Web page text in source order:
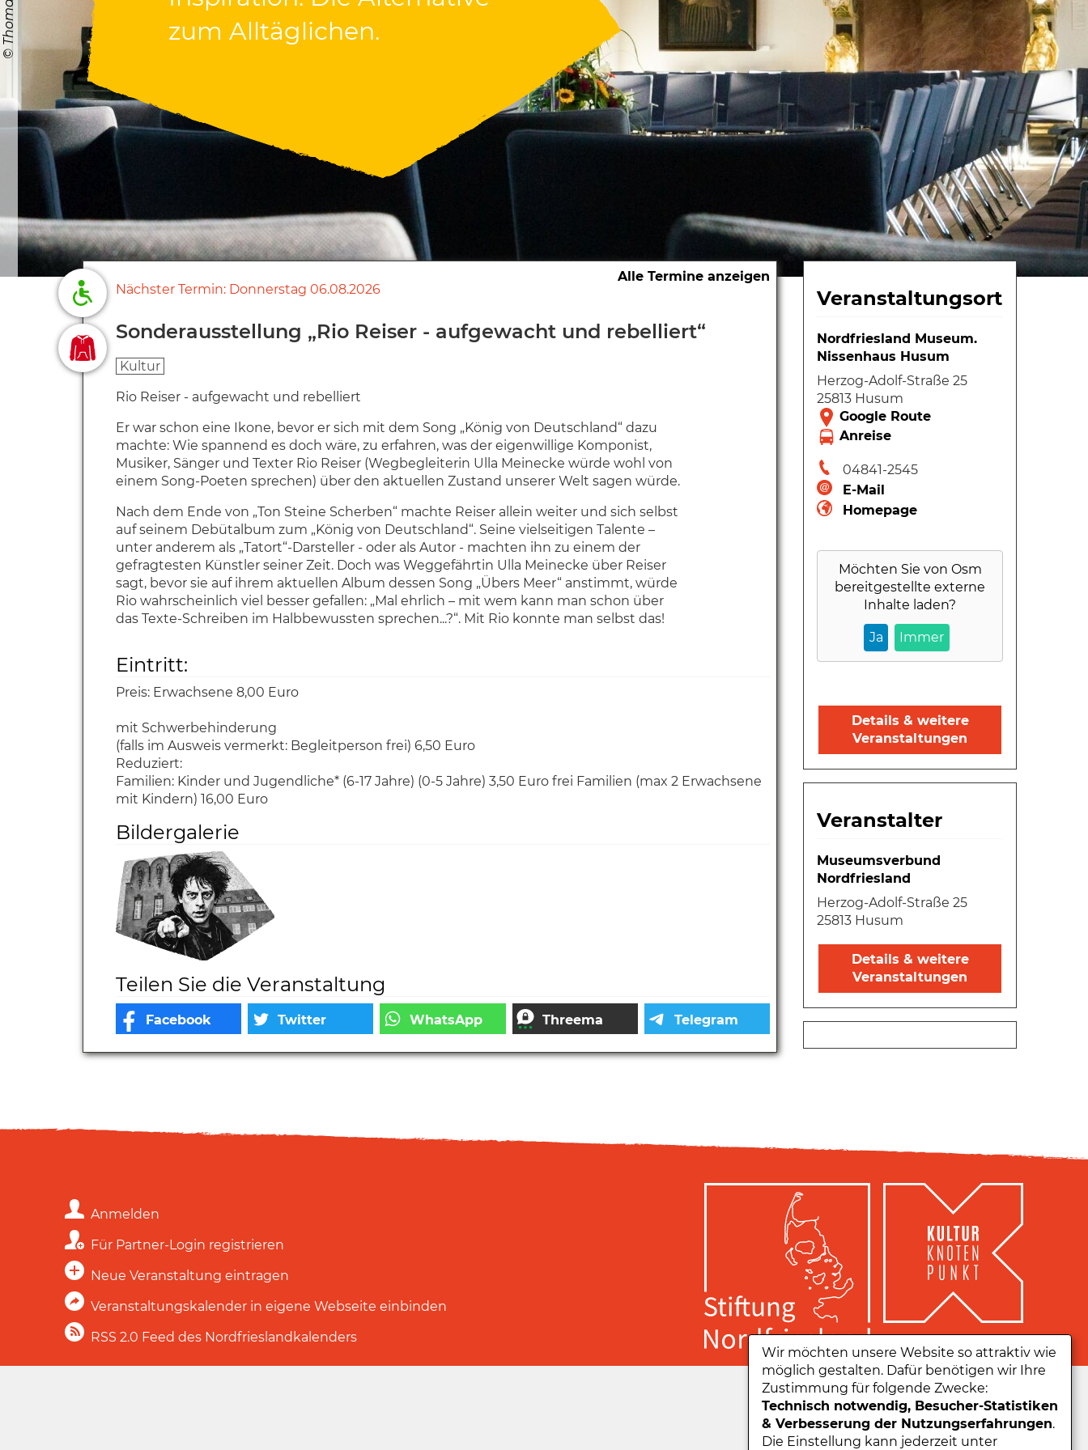
zum Alltäglichen.
zum Alltäglichen.
Nächster Termin: Donnerstag 06.08.2026
Alle Termine anzeigen
Sonderausstellung „Rio Reiser - aufgewacht und rebelliert“
Kultur
Rio Reiser - aufgewacht und rebelliert
Er war schon eine Ikone, bevor er sich mit dem Song „König von Deutschland“ dazu
machte: Wie spannend es doch wäre, zu erfahren, was der eigenwillige Komponist,
Musiker, Sänger und Texter Rio Reiser (Wegbegleiterin Ulla Meinecke würde wohl von
einem Song-Poeten sprechen) über den aktuellen Zustand unserer Welt sagen würde.
Nach dem Ende von „Ton Steine Scherben“ machte Reiser allein weiter und sich selbst
auf seinem Debütalbum zum „König von Deutschland“. Seine vielseitigen Talente –
unter anderem als „Tatort“-Darsteller - oder als Autor - machten ihn zu einem der
gefragtesten Künstler seiner Zeit. Doch was Weggefährtin Ulla Meinecke über Reiser
sagt, bevor sie auf ihrem aktuellen Album dessen Song „Übers Meer“ anstimmt, würde
Rio wahrscheinlich viel besser gefallen: „Mal ehrlich – mit wem kann man schon über
das Texte-Schreiben im Halbbewussten sprechen...?“. Mit Rio konnte man selbst das!
Eintritt:
Preis: Erwachsene 8,00 Euro
mit Schwerbehinderung
(falls im Ausweis vermerkt: Begleitperson frei) 6,50 Euro
Reduziert:
Familien: Kinder und Jugendliche* (6-17 Jahre) (0-5 Jahre) 3,50 Euro frei Familien (max 2 Erwachsene
mit Kindern) 16,00 Euro
Bildergalerie
Teilen Sie die Veranstaltung
Veranstaltungsort
Nordfriesland Museum.
Nissenhaus Husum
Herzog-Adolf-Straße 25
25813 Husum
04841-2545
E-Mail
Homepage
Möchten Sie von Osm
bereitgestellte externe
Inhalte laden?
Ja Immer
Details & weitere
Veranstaltungen
Veranstalter
Museumsverbund
Nordfriesland
Herzog-Adolf-Straße 25
25813 Husum
Details & weitere
Veranstaltungen
Anmelden
Für Partner-Login registrieren
Neue Veranstaltung eintragen
Veranstaltungskalender in eigene Webseite einbinden
RSS 2.0 Feed des Nordfrieslandkalenders
Zu unserer App:
Wir möchten unsere Website so attraktiv wie
möglich gestalten. Dafür benötigen wir Ihre
Zustimmung für folgende Zwecke:
Technisch notwendig, Besucher-Statistiken
& Verbesserung der Nutzungserfahrungen.
Die Einstellung kann jederzeit unter